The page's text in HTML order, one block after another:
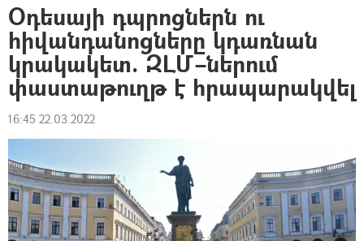
Օդեսայի դպրոցներն ու
հիվանդանոցները կդառնան
կրակակետ. ԶԼՄ–ներում
փաստաթուղթ է հրապարակվել
16:45 22.03.2022